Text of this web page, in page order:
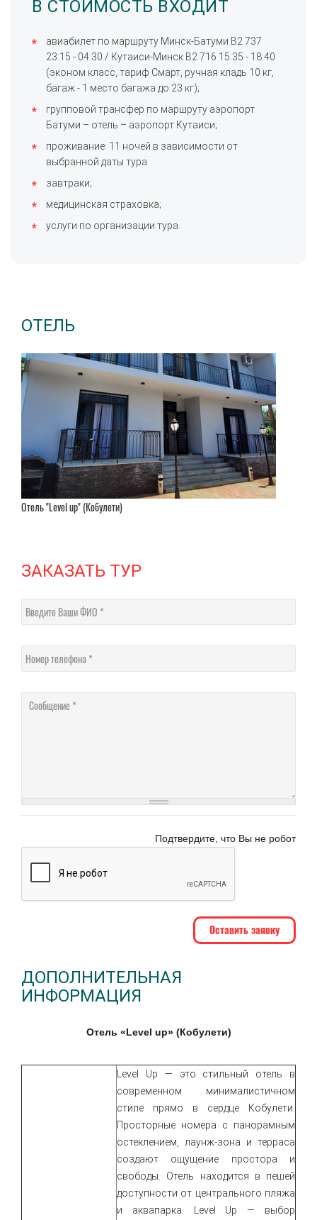
В СТОИМОСТЬ ВХОДИТ
авиабилет по маршруту Минск-Батуми B2 737
23:15 - 04:30 / Кутаиси-Минск B2 716 15:35 - 18:40
(эконом класс, тариф Смарт, ручная кладь 10 кг,
багаж - 1 место багажа до 23 кг);
групповой трансфер по маршруту аэропорт
Батуми – отель – аэропорт Кутаиси;
проживание: 11 ночей в зависимости от
выбранной даты тура
завтраки;
медицинская страховка;
услуги по организации тура.
ОТЕЛЬ
Отель "Level up" (Кобулети)
ЗАКАЗАТЬ ТУР
Введите Ваши ФИО
Номер телефона
Подтвердите, что Вы не робот
ДОПОЛНИТЕЛЬНАЯ
ИНФОРМАЦИЯ
Отель «Level up» (Кобулети)
Level Up — это стильный отель в
современном минималистичном
стиле прямо в сердце Кобулети.
Просторные номера с панорамным
остеклением, лаунж-зона и терраса
создают ощущение простора и
свободы. Отель находится в пешей
доступности от центрального пляжа
и аквапарка. Level Up — выбор